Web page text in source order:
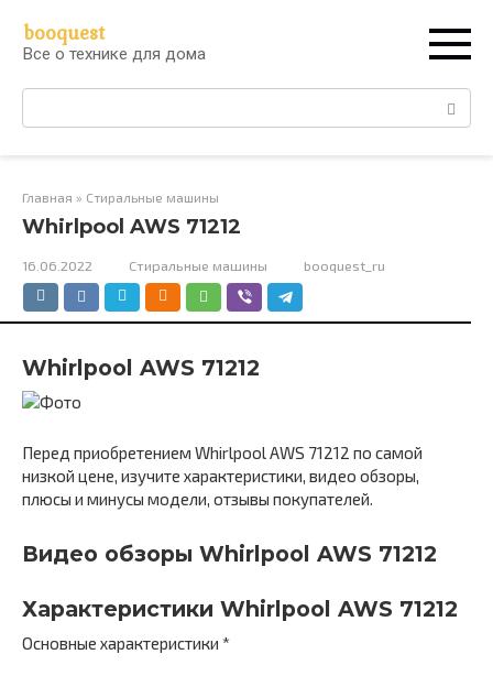
контенту
booquest
Все о технике для дома
Поиск:
Главная » Стиральные машины
Whirlpool AWS 71212
16.06.2022 Стиральные машины booquest_ru
Whirlpool AWS 71212
Перед приобретением Whirlpool AWS 71212 по самой
низкой цене, изучите характеристики, видео обзоры,
плюсы и минусы модели, отзывы покупателей.
Видео обзоры Whirlpool AWS 71212
Характеристики Whirlpool AWS 71212
Основные характеристики *